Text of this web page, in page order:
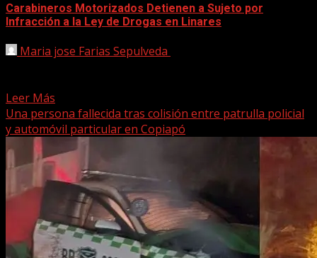
Carabineros Motorizados Detienen a Sujeto por
Infracción a la Ley de Drogas en Linares
Maria jose Farias Sepulveda
Leer Más
Una persona fallecida tras colisión entre patrulla policial
y automóvil particular en Copiapó